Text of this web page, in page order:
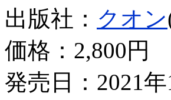
出版社： クオン
価格： 2,800円
発売日：2021年